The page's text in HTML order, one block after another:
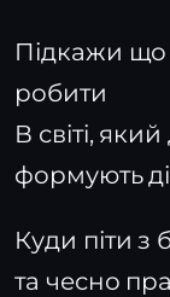
Підкажи
робити
В світі,
формують
Куди піти
та чесно